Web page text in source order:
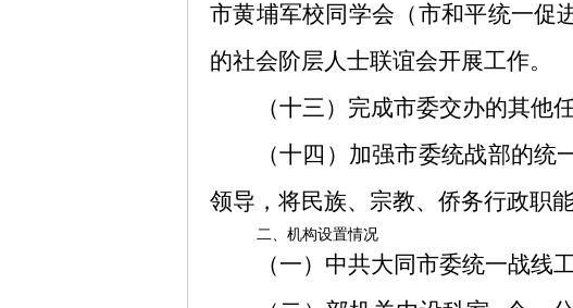
市黄埔军校同学会（市和平统一促
的社会阶层人士联谊会开展工作。
（十三）完成市委交办的其他任
（十四）加强市委统战部的
领导，将民族、宗教、侨务行政职
二、机构设置情况
（一）中共大同市委统一战线